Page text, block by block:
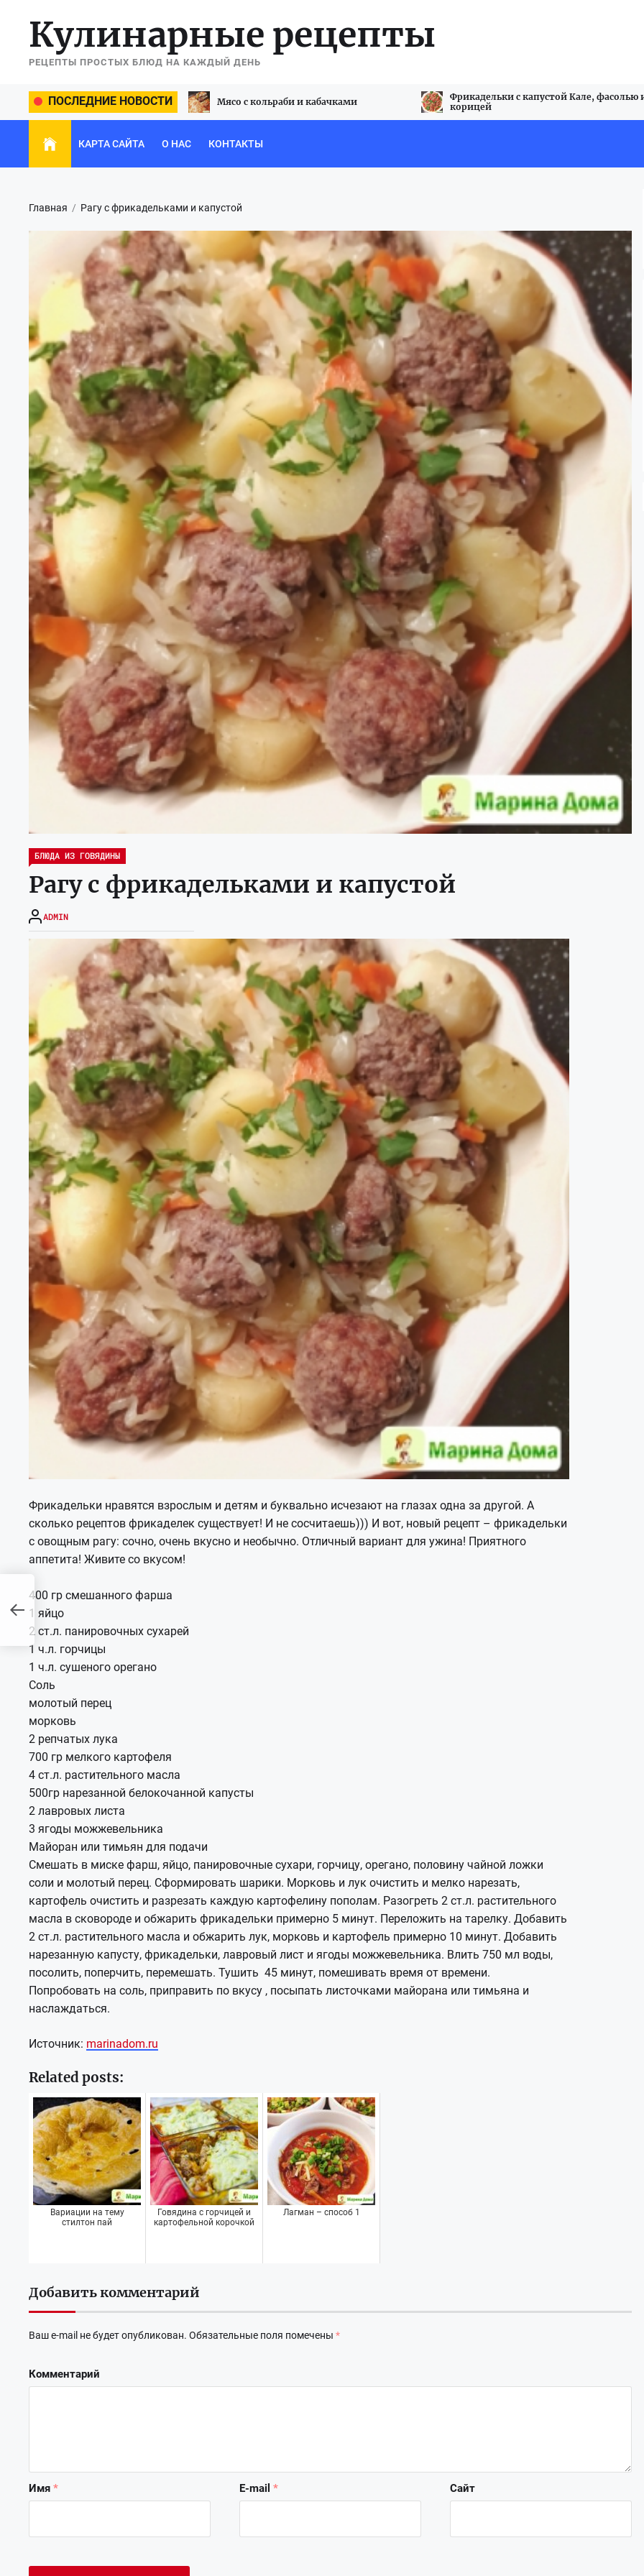
содержимому
Кулинарные рецепты
РЕЦЕПТЫ ПРОСТЫХ БЛЮД НА КАЖДЫЙ ДЕНЬ
ПОСЛЕДНИЕ НОВОСТИ
с фрикадельками и капустой Мясо с кольраби и кабачками
Фрикадельки с капустой Кале, фасолью
корицей
КАРТА САЙТА О НАС КОНТАКТЫ
Главная Рагу с фрикадельками и капустой
БЛЮДА ИЗ ГОВЯДИНЫ
Рагу с фрикадельками и капустой
ADMIN
Фрикадельки нравятся взрослым и детям и буквально исчезают на глазах одна за другой. А
сколько рецептов фрикаделек существует! И не сосчитаешь))) И вот, новый рецепт – фрикадельки
с овощным рагу: сочно, очень вкусно и необычно. Отличный вариант для ужина! Приятного
аппетита! Живите со вкусом!
400 гр смешанного фарша
1 яйцо
2 ст.л. панировочных сухарей
1 ч.л. горчицы
1 ч.л. сушеного орегано
Соль
молотый перец
морковь
2 репчатых лука
700 гр мелкого картофеля
4 ст.л. растительного масла
500гр нарезанной белокочанной капусты
2 лавровых листа
3 ягоды можжевельника
Майоран или тимьян для подачи
Смешать в миске фарш, яйцо, панировочные сухари, горчицу, орегано, половину чайной ложки
соли и молотый перец. Сформировать шарики. Морковь и лук очистить и мелко нарезать,
картофель очистить и разрезать каждую картофелину пополам. Разогреть 2 ст.л. растительного
масла в сковороде и обжарить фрикадельки примерно 5 минут. Переложить на тарелку. Добавить
2 ст.л. растительного масла и обжарить лук, морковь и картофель примерно 10 минут. Добавить
нарезанную капусту, фрикадельки, лавровый лист и ягоды можжевельника. Влить 750 мл воды,
посолить, поперчить, перемешать. Тушить 45 минут, помешивать время от времени.
Попробовать на соль, приправить по вкусу , посыпать листочками майорана или тимьяна и
наслаждаться.
Источник: marinadom.ru
Related posts:
Вариации на тему
стилтон пай
Говядина с горчицей и
картофельной корочкой
Лагман – способ 1
Добавить комментарий
Ваш e-mail не будет опубликован. Обязательные поля помечены *
Комментарий
Имя * E-mail* Сайт